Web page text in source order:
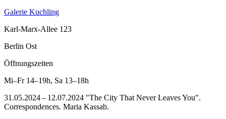
Galerie Kuchling
Karl-Marx-Allee 123
Berlin Ost
Öffnungszeiten
Mi–Fr 14–19h, Sa 13–18h
31.05.2024 – 12.07.2024 "The City That Never Leaves You".
Correspondences. Maria Kassab.